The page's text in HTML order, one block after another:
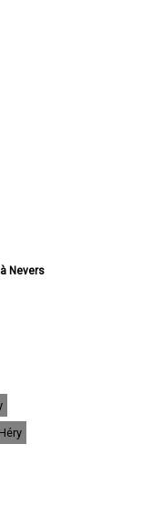
Nevers
Decize
sur-Loire
Imphy
Machine
Marzy
lès-Nevers
les-Eaux
Chinon (Ville)